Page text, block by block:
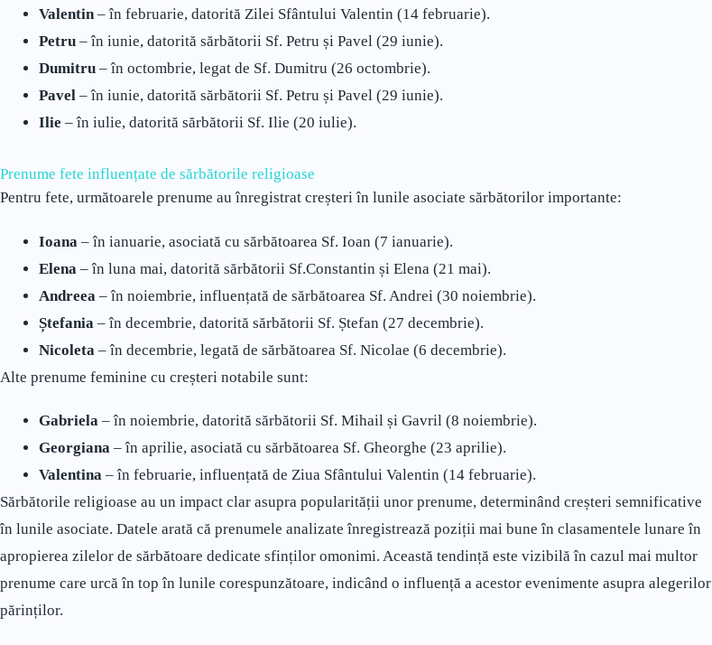
Valentin– în februarie, datorită Zilei Sfântului Valentin (14 februarie).
Petru– în iunie, datorită sărbătorii Sf. Petru și Pavel (29 iunie).
Dumitru– în octombrie, legat de Sf. Dumitru (26 octombrie).
Pavel– în iunie, datorită sărbătorii Sf. Petru și Pavel (29 iunie).
Ilie – în iulie, datorită sărbătorii Sf. Ilie (20 iulie).
Prenume fete influențate de sărbătorile religioase
Pentru fete, următoarele prenume au înregistrat creșteri în lunile asociate sărbătorilor importante:
Ioana – în ianuarie, asociată cu sărbătoarea Sf. Ioan (7 ianuarie).
Elena – în luna mai, datorită sărbătorii Sf.Constantin și Elena (21 mai).
Andreea – în noiembrie, influențată de sărbătoarea Sf. Andrei (30 noiembrie).
Ștefania – în decembrie, datorită sărbătorii Sf. Ștefan (27 decembrie).
Nicoleta – în decembrie, legată de sărbătoarea Sf. Nicolae (6 decembrie).
Alte prenume feminine cu creșteri notabile sunt:
Gabriela– în noiembrie, datorită sărbătorii Sf. Mihail și Gavril (8 noiembrie).
Georgiana– în aprilie, asociată cu sărbătoarea Sf. Gheorghe (23 aprilie).
Valentina– în februarie, influențată de Ziua Sfântului Valentin (14 februarie).
Sărbătorile religioase au un impact clar asupra popularității unor prenume, determinând creșteri semnificative
în lunile asociate. Datele arată că prenumele analizate înregistrează poziții mai bune în clasamentele lunare în
apropierea zilelor de sărbătoare dedicate sfinților omonimi. Această tendință este vizibilă în cazul mai multor
prenume care urcă în top în lunile corespunzătoare, indicând o influență a acestor evenimente asupra alegerilor
părinților.